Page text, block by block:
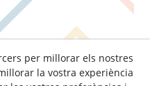
per millorar els nostres
la vostra experiència